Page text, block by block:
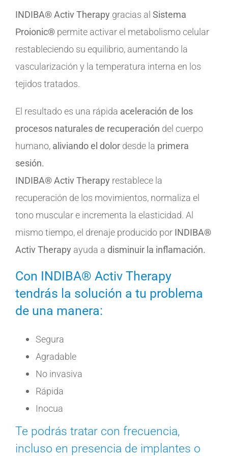
INDIBA® Activ Therapy gracias al Sistema
Proionic® permite activar el metabolismo celular
restableciendo su equilibrio, aumentando la
vascularización y la temperatura interna en los
tejidos tratados.
El resultado es una rápida aceleración de los
procesos naturales de recuperación del cuerpo
humano, aliviando el dolor desde la primera
sesión.
INDIBA® Activ Therapy restablece la
recuperación de los movimientos, normaliza el
tono muscular e incrementa la elasticidad. Al
mismo tiempo, el drenaje producido por INDIBA®
Activ Therapy ayuda a disminuir la inflamación.
Con INDIBA® Activ Therapy
tendrás la solución a tu problema
de una manera:
Segura
Agradable
No invasiva
Rápida
Inocua
Te podrás tratar con frecuencia,
incluso en presencia de implantes o